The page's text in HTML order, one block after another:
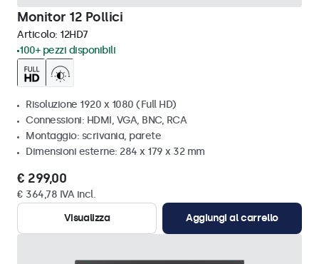
Monitor 12 Pollici
Articolo: 12HD7
100+ pezzi disponibili
Risoluzione 1920 x 1080 (Full HD)
Connessioni: HDMI, VGA, BNC, RCA
Montaggio: scrivania, parete
Dimensioni esterne: 284 x 179 x 32 mm
€ 299,00
€ 364,78 IVA incl.
Visualizza
Aggiungi al carrello